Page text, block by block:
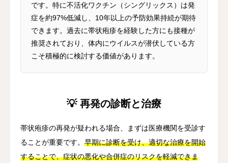
です。特に不活化ワクチン（シングリックス）は発
症を約97%低減し、10年以上の予防効果持続が期待
できます。過去に帯状疱疹を経験した方にも接種が
推奨されており、体内にウイルスが潜伏している方
こそ積極的に検討する価値があります。
💡 再発の診断と治療
帯状疱疹の再発が疑われる場合、まずは医療機関を受診す
ることが重要です。 早期に診断を受け、適切な治療を開始
することで、症状の悪化や合併症のリスクを軽減できま